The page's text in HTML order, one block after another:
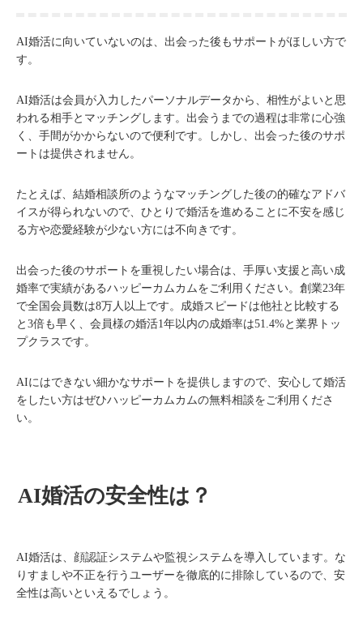
AI婚活に向いていないのは、出会った後もサポートがほしい方で
す。
AI婚活は会員が入力したパーソナルデータから、相性がよいと思
われる相手とマッチングします。出会うまでの過程は非常に心強
く、手間がかからないので便利です。しかし、出会った後のサポ
ートは提供されません。
たとえば、結婚相談所のようなマッチングした後の的確なアドバ
イスが得られないので、ひとりで婚活を進めることに不安を感じ
る方や恋愛経験が少ない方には不向きです。
出会った後のサポートを重視したい場合は、手厚い支援と高い成
婚率で実績があるハッピーカムカムをご利用ください。創業23年
で全国会員数は8万人以上です。成婚スピードは他社と比較する
と3倍も早く、会員様の婚活1年以内の成婚率は51.4%と業界トッ
プクラスです。
AIにはできない細かなサポートを提供しますので、安心して婚活
をしたい方はぜひハッピーカムカムの無料相談をご利用くださ
い。
AI婚活の安全性は？
AI婚活は、顔認証システムや監視システムを導入しています。な
りすましや不正を行うユーザーを徹底的に排除しているので、安
全性は高いといえるでしょう。